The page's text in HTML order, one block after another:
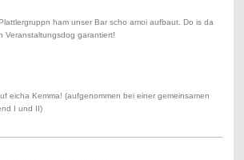
ham unser Bar scho amoi aufbaut. Do is da
Veranstaltungsdog garantiert!
eicha Kemma! (aufgenommen bei einer gemeinsamen
I und II)